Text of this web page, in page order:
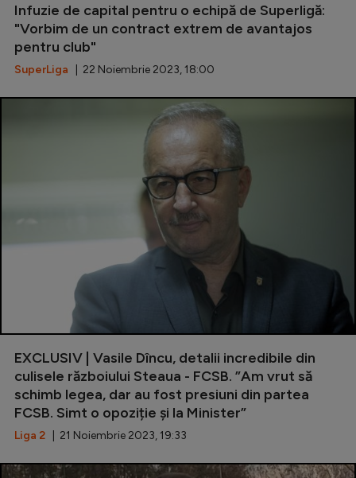
Ciclism
Intră în cont
Creează cont
Infuzie de capital pentru o echipă de Superligă:
"Vorbim de un contract extrem de avantajos
pentru club"
SuperLiga | 22 Noiembrie 2023, 18:00
EXCLUSIV | Vasile Dîncu, detalii incredibile din
culisele războiului Steaua - FCSB. ”Am vrut să
schimb legea, dar au fost presiuni din partea
FCSB. Simt o opoziție și la Minister”
Liga 2 | 21 Noiembrie 2023, 19:33